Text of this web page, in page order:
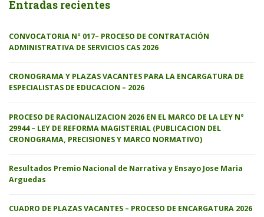
Entradas recientes
CONVOCATORIA N° 017– PROCESO DE CONTRATACIÓN
ADMINISTRATIVA DE SERVICIOS CAS 2026
CRONOGRAMA Y PLAZAS VACANTES PARA LA ENCARGATURA DE
ESPECIALISTAS DE EDUCACION – 2026
PROCESO DE RACIONALIZACION 2026 EN EL MARCO DE LA LEY N°
29944 – LEY DE REFORMA MAGISTERIAL (PUBLICACION DEL
CRONOGRAMA, PRECISIONES Y MARCO NORMATIVO)
Resultados Premio Nacional de Narrativa y Ensayo Jose Maria
Arguedas
CUADRO DE PLAZAS VACANTES – PROCESO DE ENCARGATURA 2026